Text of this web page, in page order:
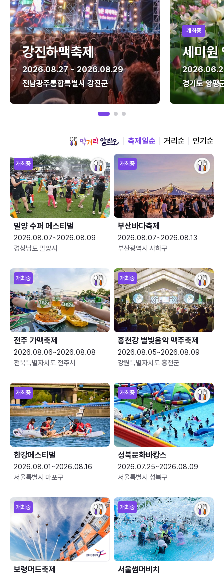
강진하맥축제
2026.08.27 ~ 2026.08.29
전남광주통합특별시 강진군
개최중
세미원
경기도 양평
축제일순 거리순 인기순
개최중
밀양 수퍼 페스티벌
2026.08.07~2026.08.09
경상남도 밀양시
개최중
부산바다축제
2026.08.07~2026.08.13
부산광역시 사하구
개최중
전주 가맥축제
2026.08.06~2026.08.08
전북특별자치도 전주시
개최중
홍천강 별빛음악 맥주축제
2026.08.05~2026.08.09
강원특별자치도 홍천군
개최중
한강페스티벌
2026.08.01~2026.08.16
서울특별시 마포구
개최중
성북문화바캉스
2026.07.25~2026.08.09
서울특별시 성북구
개최중
보령머드축제
개최중
서울썸머비치